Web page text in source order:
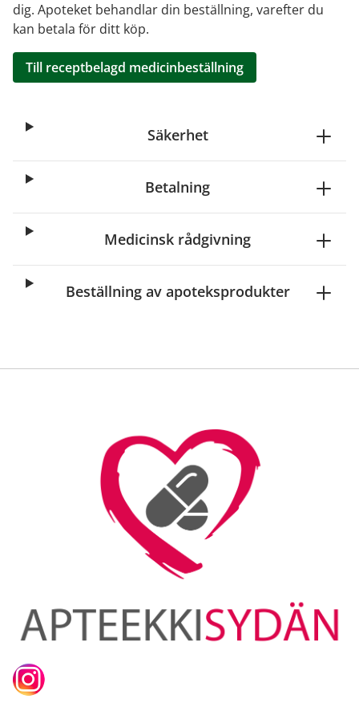
dig. Apoteket behandlar din beställning, varefter du
kan betala för ditt köp.
Till receptbelagd medicinbeställning
Säkerhet
Betalning
Medicinsk rådgivning
Beställning av apoteksprodukter